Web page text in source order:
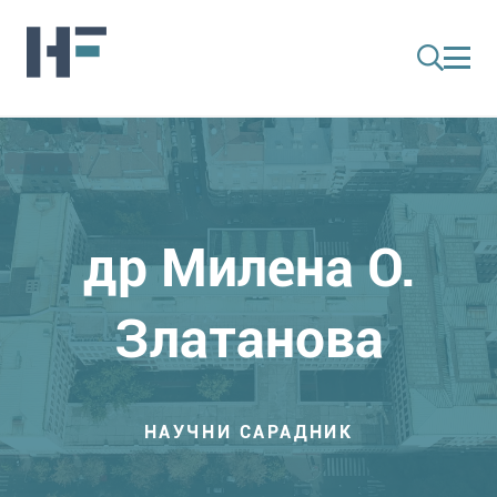
др Милена О.
Златанова
НАУЧНИ САРАДНИК